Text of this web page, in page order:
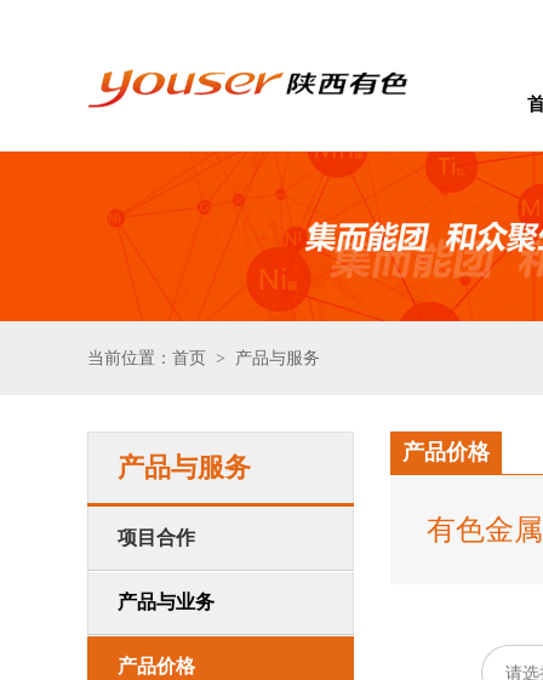
当前位置：首页 > 产品与服务
产品与服务
项目合作
产品与业务
产品价格
产品价格
有色金